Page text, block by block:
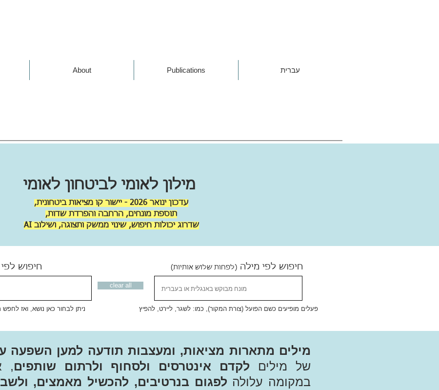
About Publications עברית
מילון לאומי לביטחון לאומי
עדכון ינואר 2026 - יישור קו מציאות ביטחונית,
תוספת מונחים, הרחבה והפרדת שדות,
שדרוג יכולות חיפוש, שינוי ממשק ותצוגה, ושילוב AI
חיפוש
clear all
חיפוש לפי מילה(לפחות שלוש אותיות)
ניתן לבחור כאן נושא, ואז פעלים מופיעים כשם הפועל (צורת המקור), כמו: לשגר, ליירט, להפיץ
מילים מתארות מציאות, ומעצבות תודעה למען השפעה
של מילים לקדם אינטרסים ולסחוף ולרתום שותפים,
במקומה עלולה לפגום בנרטיבים, להכשיל מאמצים,